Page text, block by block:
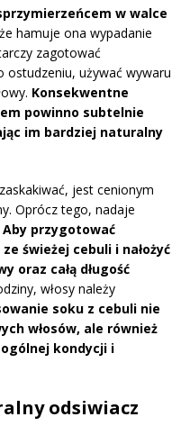
w walce
hamuje ona wypadanie
zagotować
używać wywaru
Konsekwentne
powinno subtelnie
im bardziej naturalny
jest cenionym
Oprócz tego, nadaje
Aby przygotować
świeżej cebuli i nałożyć
oraz całą długość
włosy należy
soku z cebuli nie
włosów, ale również
kondycji i
odsiwiacz